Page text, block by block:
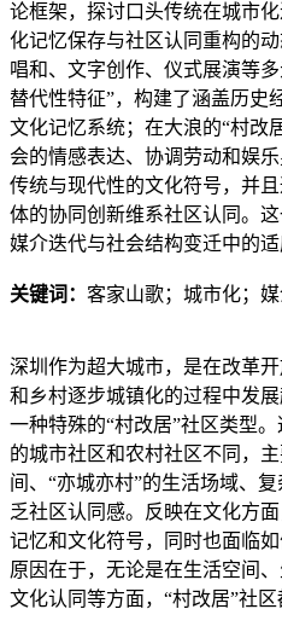
论框架，探讨口头传统在城市
化记忆保存与社区认同重构的
唱和、文字创作、仪式展演等
替代性特征”，构建了涵盖历史
文化记忆系统；在大浪的“村改
会的情感表达、协调劳动和娱
传统与现代性的文化符号，并
体的协同创新维系社区认同。
媒介迭代与社会结构变迁中的适
关键词： 客家山歌；城市化；
深圳作为超大城市，是在改革
和乡村逐步城镇化的过程中发
一种特殊的“村改居”社区类型
的城市社区和农村社区不同，
间、“亦城亦村”的生活场域、
乏社区认同感。反映在文化方
记忆和文化符号，同时也面临
原因在于，无论是在生活空间
文化认同等方面，“村改居”社区